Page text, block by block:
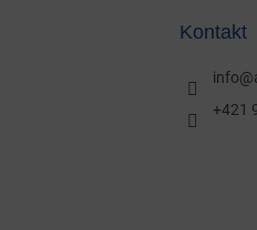
Kontakt
info@
+421